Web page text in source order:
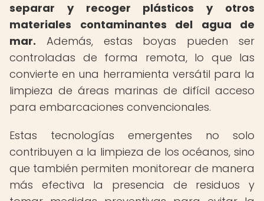
separar y recoger plásticos y otros
materiales contaminantes del agua de
mar. Además, estas boyas pueden ser
controladas de forma remota, lo que las
convierte en una herramienta versátil para la
limpieza de áreas marinas de difícil acceso
para embarcaciones convencionales.
Estas tecnologías emergentes no solo
contribuyen a la limpieza de los océanos, sino
que también permiten monitorear de manera
más efectiva la presencia de residuos y